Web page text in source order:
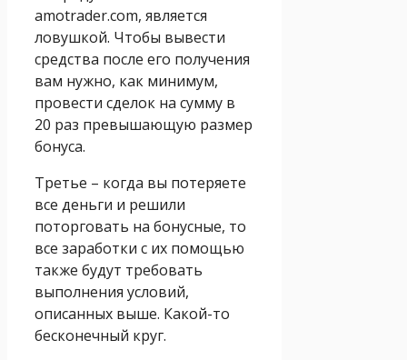
amotrader.com, является
ловушкой. Чтобы вывести
средства после его получения
вам нужно, как минимум,
провести сделок на сумму в
20 раз превышающую размер
бонуса.
Третье – когда вы потеряете
все деньги и решили
поторговать на бонусные, то
все заработки с их помощью
также будут требовать
выполнения условий,
описанных выше. Какой-то
бесконечный круг.